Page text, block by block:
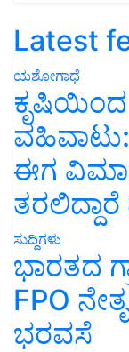
Latest
ಯಶೋಗಾಥೆ
ಈಗ
ಸುದ್ದಿಗಳು
ಭಾರತದ
FPO
ಭರವಸೆ